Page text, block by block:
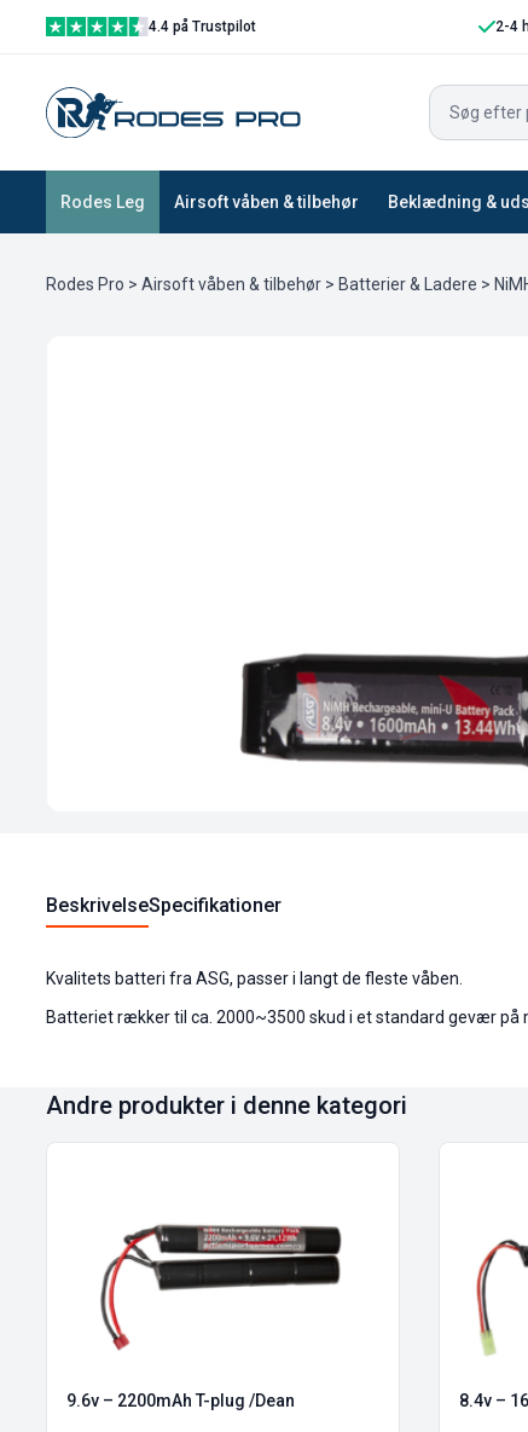
4.4 på Trustpilot 2-4
Rodes Leg Airsoft våben & tilbehør Beklædning &
Rodes Pro > Airsoft våben & tilbehør > Batterier & Ladere >
BeskrivelseSpecifikationer
Kvalitets batteri fra ASG, passer i langt de fleste våben.
Batteriet rækker til ca. 2000~3500 skud i et standard gevær på
Andre produkter i denne kategori
9.6v – 2200mAh T-plug /Dean 8.4v –